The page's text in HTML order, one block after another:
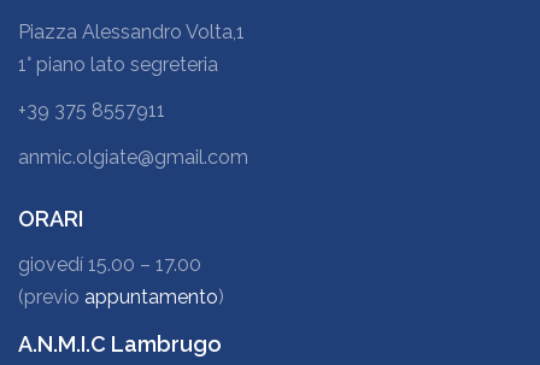
Piazza Alessandro Volta,1
1° piano lato segreteria
+39 375 8557911
anmic.olgiate@gmail.com
ORARI
giovedí 15.00 – 17.00
(previo appuntamento)
A.N.M.I.C Lambrugo